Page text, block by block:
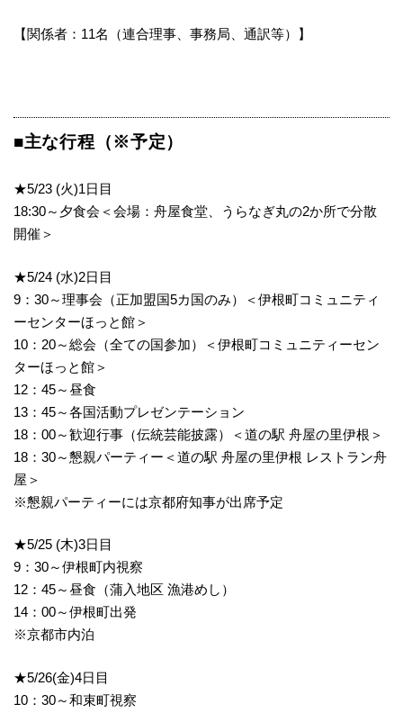
【関係者：11名（連合理事、事務局、通訳等）】
■主な行程（※予定）
★5/23 (火)1日目
18:30～夕食会＜会場：舟屋食堂、うらなぎ丸の2か所で分散
開催＞
★5/24 (水)2日目
9：30～理事会（正加盟国5カ国のみ）＜伊根町コミュニティ
ーセンターほっと館＞
10：20～総会（全ての国参加）＜伊根町コミュニティーセン
ターほっと館＞
12：45～昼食
13：45～各国活動プレゼンテーション
18：00～歓迎行事（伝統芸能披露）＜道の駅 舟屋の里伊根＞
18：30～懇親パーティー＜道の駅 舟屋の里伊根 レストラン舟
屋＞
※懇親パーティーには京都府知事が出席予定
★5/25 (木)3日目
9：30～伊根町内視察
12：45～昼食（蒲入地区 漁港めし）
14：00～伊根町出発
※京都市内泊
★5/26(金)4日目
10：30～和束町視察